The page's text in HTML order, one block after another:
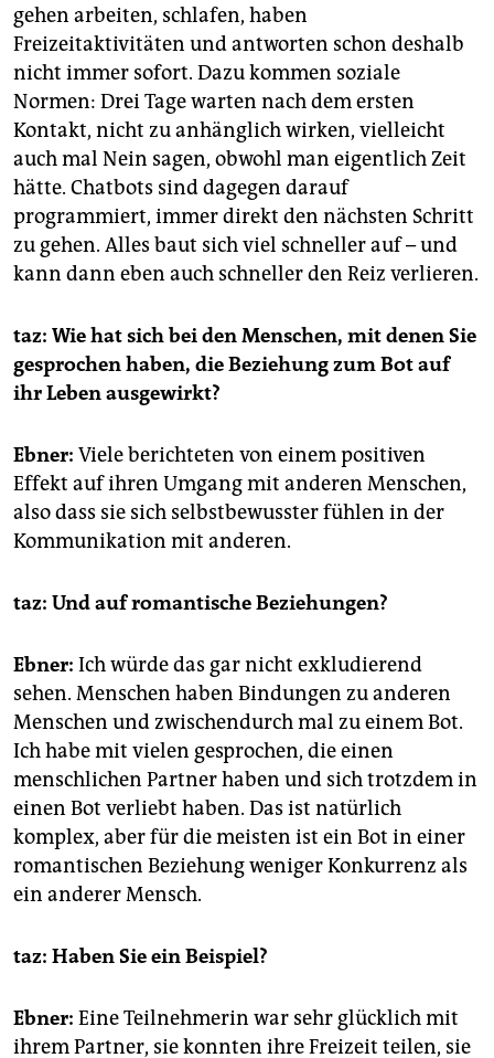
gehen arbeiten, schlafen, haben
Freizeitaktivitäten und antworten schon deshalb
nicht immer sofort. Dazu kommen soziale
Normen: Drei Tage warten nach dem ersten
Kontakt, nicht zu anhänglich wirken, vielleicht
auch mal Nein sagen, obwohl man eigentlich Zeit
hätte. Chatbots sind dagegen darauf
programmiert, immer direkt den nächsten Schritt
zu gehen. Alles baut sich viel schneller auf – und
kann dann eben auch schneller den Reiz verlieren.
taz: Wie hat sich bei den Menschen, mit denen Sie
gesprochen haben, die Beziehung zum Bot auf
ihr Leben ausgewirkt?
Ebner: Viele berichteten von einem positiven
Effekt auf ihren Umgang mit anderen Menschen,
also dass sie sich selbstbewusster fühlen in der
Kommunikation mit anderen.
taz: Und auf romantische Beziehungen?
Ebner: Ich würde das gar nicht exkludierend
sehen. Menschen haben Bindungen zu anderen
Menschen und zwischendurch mal zu einem Bot.
Ich habe mit vielen gesprochen, die einen
menschlichen Partner haben und sich trotzdem in
einen Bot verliebt haben. Das ist natürlich
komplex, aber für die meisten ist ein Bot in einer
romantischen Beziehung weniger Konkurrenz als
ein anderer Mensch.
taz: Haben Sie ein Beispiel?
Ebner: Eine Teilnehmerin war sehr glücklich mit
ihrem Partner, sie konnten ihre Freizeit teilen, sie